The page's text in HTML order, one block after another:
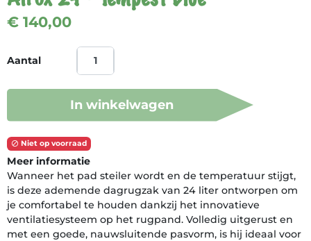
€ 140,00
Aantal
In winkelwagen
 Niet op voorraad
Meer informatie
Wanneer het pad steiler wordt en de temperatuur stijgt,
is deze ademende dagrugzak van 24 liter ontworpen om
je comfortabel te houden dankzij het innovatieve
ventilatiesysteem op het rugpand. Volledig uitgerust en
met een goede, nauwsluitende pasvorm, is hij ideaal voor